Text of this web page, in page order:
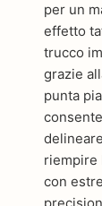
per un
effetto
trucco
grazie
punta
riempire
con